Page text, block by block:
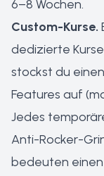
6–8 Wochen.
Custom-Kurse.
dedizierte
stockst du
Features auf
Jedes
Anti-Rocker-
bedeuten